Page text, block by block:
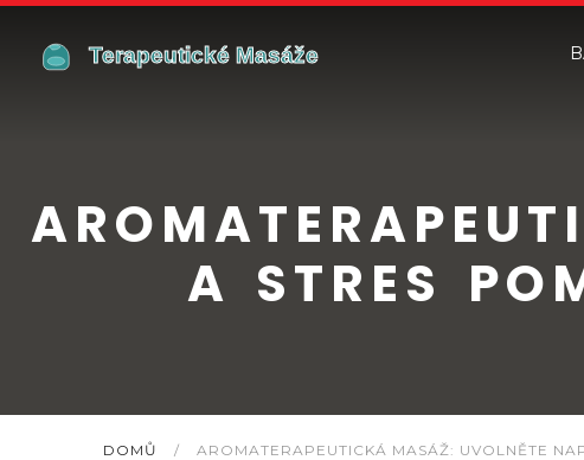
A STRES
DOMŮ / AROMATERAPEUTICKÁ MASÁŽ: UVOLNĚTE